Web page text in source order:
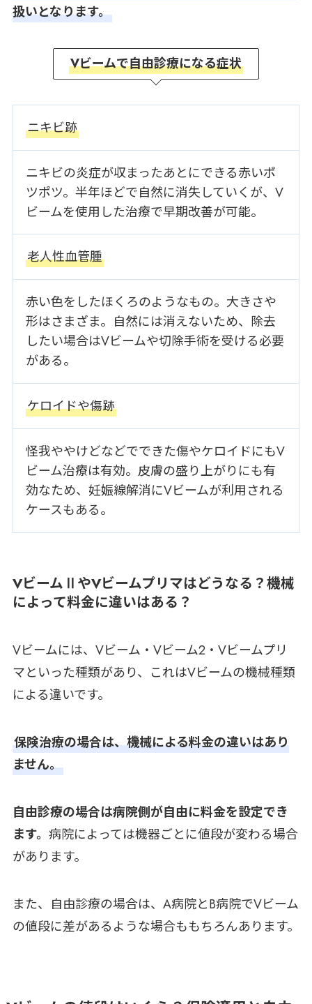
扱いとなります。
Vビームで自由診療になる症状
ニキビ跡
ニキビの炎症が収まったあとにできる赤いポ
ツポツ。半年ほどで自然に消失していくが、V
ビームを使用した治療で早期改善が可能。
老人性血管腫
赤い色をしたほくろのようなもの。大きさや
形はさまざま。自然には消えないため、除去
したい場合はVビームや切除手術を受ける必要
がある。
ケロイドや傷跡
怪我ややけどなどでできた傷やケロイドにもV
ビーム治療は有効。皮膚の盛り上がりにも有
効なため、妊娠線解消にVビームが利用される
ケースもある。
VビームⅡやVビームプリマはどうなる？機械
によって料金に違いはある？
Vビームには、Vビーム・Vビーム2・Vビームプリ
マといった種類があり、これはVビームの機械種類
による違いです。
保険治療の場合は、機械による料金の違いはあり
ません。
自由診療の場合は病院側が自由に料金を設定でき
ます。 病院によっては機器ごとに値段が変わる場合
があります。
また、自由診療の場合は、A病院とB病院でVビーム
の値段に差があるような場合ももちろんあります。